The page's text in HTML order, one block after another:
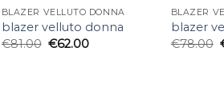
BLAZER VELLUTO DONNA
blazer velluto donna
€81.00 €62.00
BLAZER
blazer
€78.00